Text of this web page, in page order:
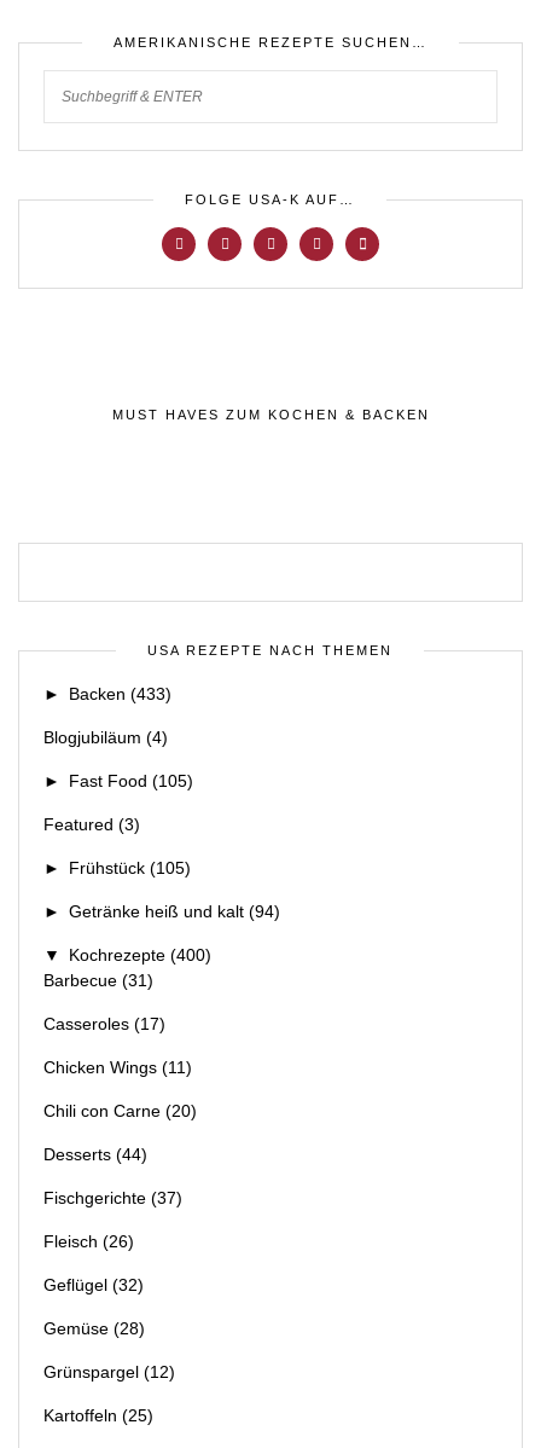
AMERIKANISCHE REZEPTE SUCHEN…
FOLGE USA-K AUF…
MUST HAVES ZUM KOCHEN & BACKEN
USA REZEPTE NACH THEMEN
► Backen (433)
Blogjubiläum (4)
► Fast Food (105)
Featured (3)
► Frühstück (105)
► Getränke heiß und kalt (94)
▼ Kochrezepte (400)
Barbecue (31)
Casseroles (17)
Chicken Wings (11)
Chili con Carne (20)
Desserts (44)
Fischgerichte (37)
Fleisch (26)
Geflügel (32)
Gemüse (28)
Grünspargel (12)
Kartoffeln (25)